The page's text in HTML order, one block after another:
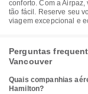
conforto. Com a
tão fácil. Reserve seu
viagem excepcional e
Perguntas
Vancouver
Quais companhias
Hamilton?